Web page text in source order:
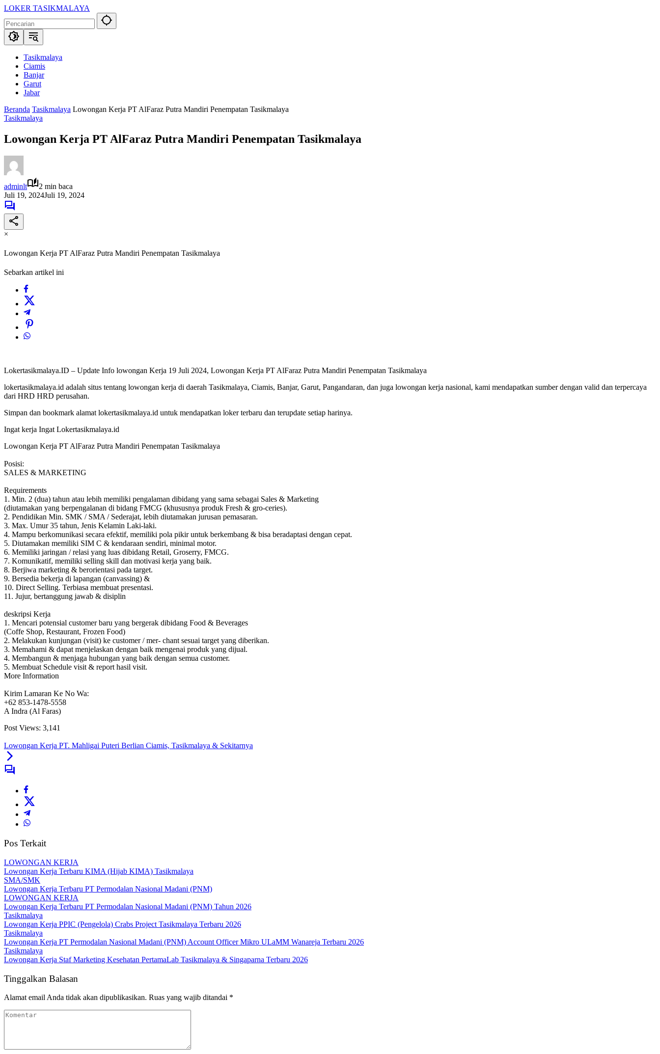
Langsung
konten
LOKER TASIKMALAYA
Lowongan
Kerja
Tasikmalaya
SekitarnaTasikmalaya
Ciamis
Banjar
Garut
Jabar
Beranda Tasikmalaya Lowongan Kerja PT AlFaraz Putra Mandiri Penempatan Tasikmalaya
Tasikmalaya
Lowongan Kerja PT AlFaraz Putra Mandiri Penempatan Tasikmalaya
adminlt
2 min baca
Juli 19, 2024Juli 19, 2024
×
Lowongan Kerja PT AlFaraz Putra Mandiri Penempatan Tasikmalaya
Sebarkan artikel ini
Lokertasikmalaya.ID – Update Info lowongan Kerja 19 Juli 2024, Lowongan Kerja PT AlFaraz Putra Mandiri Penempatan Tasikmalaya
lokertasikmalaya.id adalah situs tentang lowongan kerja di daerah Tasikmalaya, Ciamis, Banjar, Garut, Pangandaran, dan juga lowongan kerja nasional, kami mendapatkan sumber dengan valid dan terpercaya
dari HRD HRD perusahan.
Simpan dan bookmark alamat lokertasikmalaya.id untuk mendapatkan loker terbaru dan terupdate setiap harinya.
Ingat kerja Ingat Lokertasikmalaya.id
Lowongan Kerja PT AlFaraz Putra Mandiri Penempatan Tasikmalaya
Posisi:
SALES & MARKETING
Requirements
1. Min. 2 (dua) tahun atau lebih memiliki pengalaman dibidang yang sama sebagai Sales & Marketing
(diutamakan yang berpengalanan di bidang FMCG (khususnya produk Fresh & gro-ceries).
2. Pendidikan Min. SMK / SMA / Sederajat, lebih diutamakan jurusan pemasaran.
3. Max. Umur 35 tahun, Jenis Kelamin Laki-laki.
4. Mampu berkomunikasi secara efektif, memiliki pola pikir untuk berkembang & bisa beradaptasi dengan cepat.
5. Diutamakan memiliki SIM C & kendaraan sendiri, minimal motor.
6. Memiliki jaringan / relasi yang luas dibidang Retail, Groserry, FMCG.
7. Komunikatif, memiliki selling skill dan motivasi kerja yang baik.
8. Berjiwa marketing & berorientasi pada target.
9. Bersedia bekerja di lapangan (canvassing) &
10. Direct Selling. Terbiasa membuat presentasi.
11. Jujur, bertanggung jawab & disiplin
deskripsi Kerja
1. Mencari potensial customer baru yang bergerak dibidang Food & Beverages
(Coffe Shop, Restaurant, Frozen Food)
2. Melakukan kunjungan (visit) ke customer / mer- chant sesuai target yang diberikan.
3. Memahami & dapat menjelaskan dengan baik mengenai produk yang dijual.
4. Membangun & menjaga hubungan yang baik dengan semua customer.
5. Membuat Schedule visit & report hasil visit.
More Information
Kirim Lamaran Ke No Wa:
+62 853-1478-5558
A Indra (Al Faras)
Post Views: 3,141
Lowongan Kerja PT. Mahligai Puteri Berlian Ciamis, Tasikmalaya & Sekitarnya
Pos Terkait
LOWONGAN KERJA
Lowongan Kerja Terbaru KIMA (Hijab KIMA) Tasikmalaya
SMA/SMK
Lowongan Kerja Terbaru PT Permodalan Nasional Madani (PNM)
LOWONGAN KERJA
Lowongan Kerja Terbaru PT Permodalan Nasional Madani (PNM) Tahun 2026
Tasikmalaya
Lowongan Kerja PPIC (Pengelola) Crabs Project Tasikmalaya Terbaru 2026
Tasikmalaya
Lowongan Kerja PT Permodalan Nasional Madani (PNM) Account Officer Mikro ULaMM Wanareja Terbaru 2026
Tasikmalaya
Lowongan Kerja Staf Marketing Kesehatan PertamaLab Tasikmalaya & Singaparna Terbaru 2026
Tinggalkan Balasan
Alamat email Anda tidak akan dipublikasikan. Ruas yang wajib ditandai *